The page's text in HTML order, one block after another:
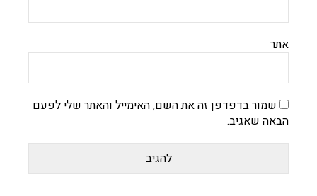
אתר
שמור בדפדפן זה את השם, האימייל והאתר שלי לפעם
הבאה שאגיב.